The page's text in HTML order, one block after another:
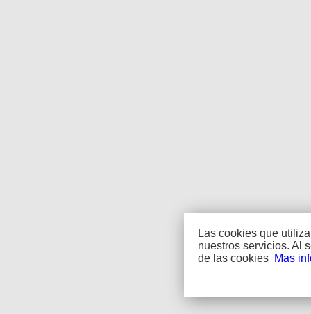
Las cookies que
nuestros servicios. Al
de las cookies
Mas